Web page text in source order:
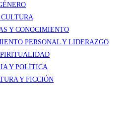
Y CONOCIMIENTO
PERSONAL Y LIDERAZGO
Y POLÍTICA
Y FICCIÓN